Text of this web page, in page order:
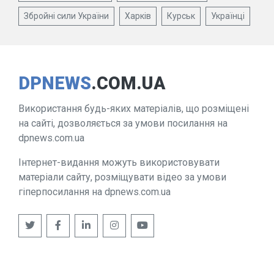
Збройні сили України Харків Курськ Українці
DPNEWS.COM.UA
Використання будь-яких матеріалів, що розміщені
на сайті, дозволяється за умови посилання на
dpnews.com.ua
Інтернет-видання можуть використовувати
матеріали сайту, розміщувати відео за умови
гіперпосилання на dpnews.com.ua